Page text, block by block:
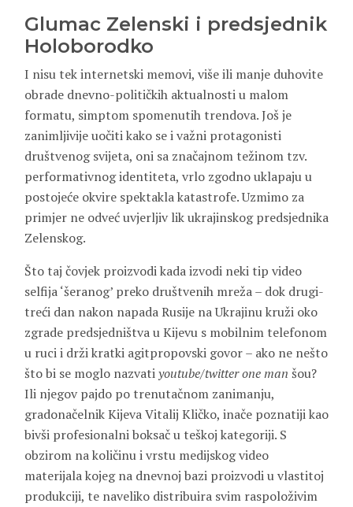
Glumac Zelenski i predsjednik
Holoborodko
I nisu tek internetski memovi, više ili manje duhovite
obrade dnevno-političkih aktualnosti u malom
formatu, simptom spomenutih trendova. Još je
zanimljivije uočiti kako se i važni protagonisti
društvenog svijeta, oni sa značajnom težinom tzv.
performativnog identiteta, vrlo zgodno uklapaju u
postojeće okvire spektakla katastrofe. Uzmimo za
primjer ne odveć uvjerljiv lik ukrajinskog predsjednika
Zelenskog.
Što taj čovjek proizvodi kada izvodi neki tip video
selfija ‘šeranog’ preko društvenih mreža – dok drugi-
treći dan nakon napada Rusije na Ukrajinu kruži oko
zgrade predsjedništva u Kijevu s mobilnim telefonom
u ruci i drži kratki agitpropovski govor – ako ne nešto
što bi se moglo nazvatiyoutube/twitter one man šou?
Ili njegov pajdo po trenutačnom zanimanju,
gradonačelnik Kijeva Vitalij Kličko, inače poznatiji kao
bivši profesionalni boksač u teškoj kategoriji. S
obzirom na količinu i vrstu medijskog video
materijala kojeg na dnevnoj bazi proizvodi u vlastitoj
produkciji, te naveliko distribuira svim raspoloživim